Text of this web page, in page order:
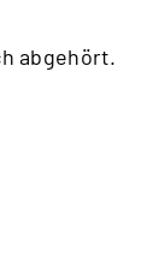
abgehört.